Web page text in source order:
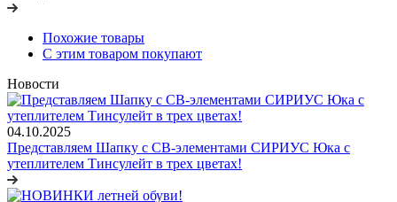
Похожие товары
С этим товаром покупают
Новости
04.10.2025
Представляем Шапку с СВ-элементами СИРИУС Юка с
утеплителем Тинсулейт в трех цветах!